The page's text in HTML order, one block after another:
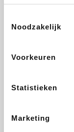
Noodzakelijk
Voorkeuren
Statistieken
Marketing
Brussels Airlines
ZEB